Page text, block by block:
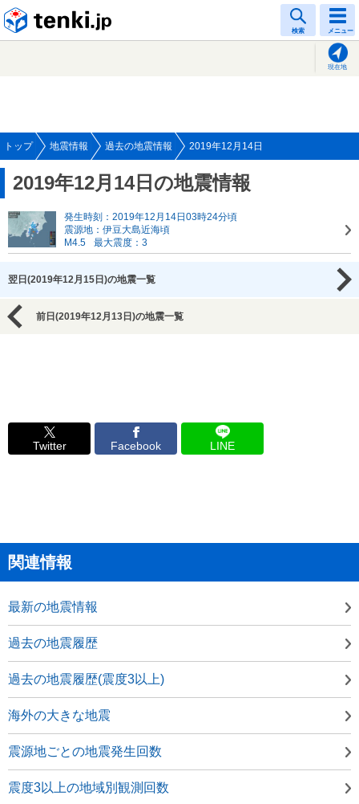
検索 メニュー
現在地
トップ 地震情報 過去の地震情報 2019年12月14日
2019年12月14日の地震情報
発生時刻：2019年12月14日03時24分頃
震源地：伊豆大島近海頃
M4.5
最大震度：3
翌日(2019年12月15日)の地震一覧
前日(2019年12月13日)の地震一覧
Twitter Facebook LINE
関連情報
最新の地震情報
過去の地震履歴
過去の地震履歴(震度3以上)
海外の大きな地震
震源地ごとの地震発生回数
震度3以上の地域別観測回数